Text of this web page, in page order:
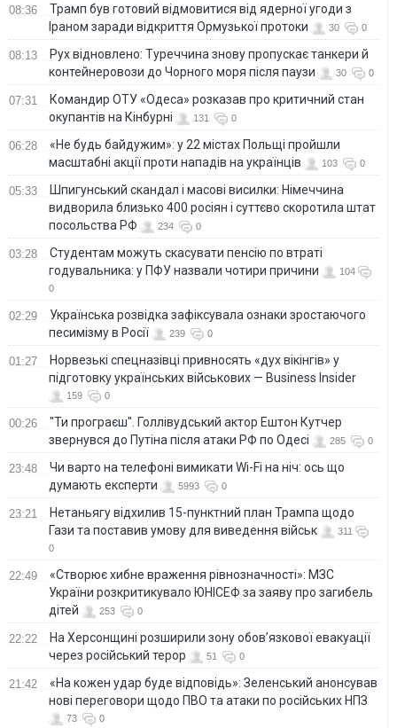
08:36
Трамп був готовий відмовитися від ядерної угоди з
Іраном заради відкриття Ормузької протоки
30 0
08:13
Рух відновлено: Туреччина знову пропускає танкери й
контейнеровози до Чорного моря після паузи
30 0
07:31
Командир ОТУ «Одеса» розказав про критичний стан
окупантів на Кінбурні
131 0
06:28
«Не будь байдужим»: у 22 містах Польщі пройшли
масштабні акції проти нападів на українців
103 0
05:33
Шпигунський скандал і масові висилки: Німеччина
видворила близько 400 росіян і суттєво скоротила штат
посольства РФ
234 0
03:28
Студентам можуть скасувати пенсію по втраті
годувальника: у ПФУ назвали чотири причини
104
0
02:29
Українська розвідка зафіксувала ознаки зростаючого
песимізму в Росії
239 0
01:27
Норвезькі спецназівці привносять «дух вікінгів» у
підготовку українських військових — Business Insider
159 0
00:26
"Ти програєш". Голлівудський актор Ештон Кутчер
звернувся до Путіна після атаки РФ по Одесі
285 0
23:48
Чи варто на телефонi вимикати Wi-Fi на ніч: ось що
думають експерти
5993 0
23:21
Нетаньягу відхилив 15-пунктний план Трампа щодо
Гази та поставив умову для виведення військ
311
0
22:49
«Створює хибне враження рівнозначності»: МЗС
України розкритикувало ЮНІСЕФ за заяву про загибель
дітей
253 0
22:22
На Херсонщині розширили зону обов’язкової евакуації
через російський терор
51 0
21:42
«На кожен удар буде відповідь»: Зеленський анонсував
нові переговори щодо ПВО та атаки по російських НПЗ
73 0